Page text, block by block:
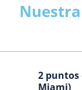
2 puntos
Miami)